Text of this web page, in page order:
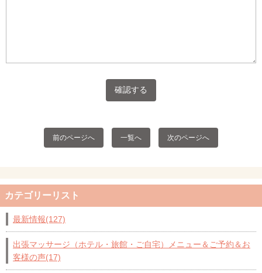
前のページへ 一覧へ 次のページへ
カテゴリーリスト
最新情報(127)
出張マッサージ（ホテル・旅館・ご自宅）メニュー＆ご予約＆お
客様の声(17)